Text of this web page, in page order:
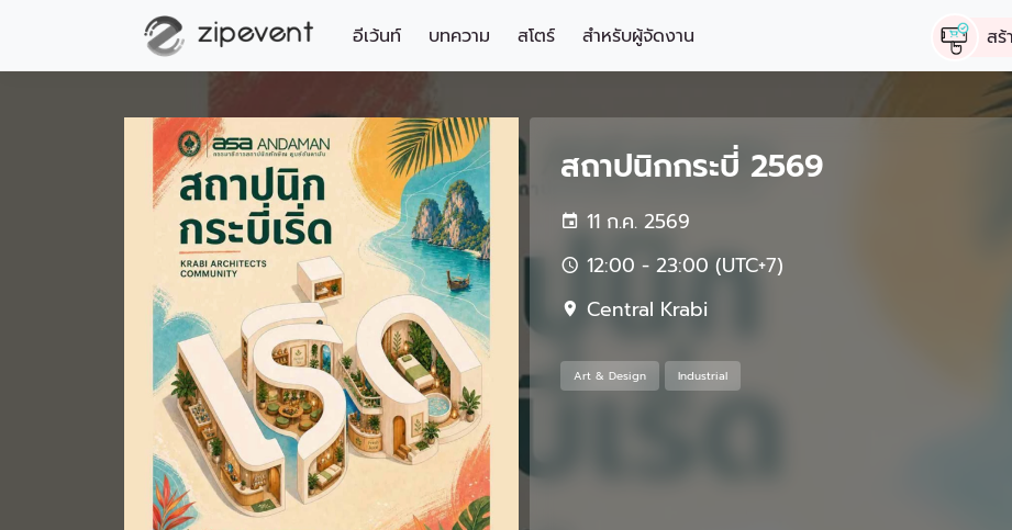
อีเว้นท์ บทความ สโตร์ สำหรับผู้จัดงาน สร้
สถาปนิกกระบี่ 2569
11 ก.ค. 2569
12:00 - 23:00 (UTC+7)
Central Krabi
Art & Design Industrial